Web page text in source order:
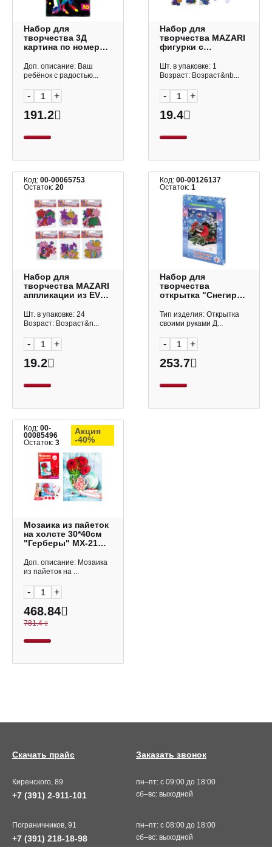
Набор для
творчества 3Д
картина по номерам
аппликация
стикерами цв.
Феникс+
Доп. описание: Ваш
ребёнок с радостью...
- +
191.2
Набор для
творчества MAZARI
фигурки с
аппликации из EVA ,
20 деталей, ассорти
Шт. в упаковке: 1
Возраст: Возраст&nb...
- +
19.4
Код: 00-00065753
Остаток: 20
Набор для
творчества MAZARI
аппликации из EVA ,
М-4243
Шт. в упаковке: 24
Возраст: Возраст&n...
- +
19.2
Код:00-00126137
Остаток:1
Набор для
творчества
открытка "Снегирь"
мастерская
Тип изделия: Открытка
своими руками Д...
- +
253.7
Код: 00-
00085496
Остаток: 3
Акция
-40%
Мозаика из пайеток
на холсте 30*40см
"Герберы" МХ-21
мастерская
Доп. описание: Мозаика
из пайеток на ...
- +
468.84
781.4
Киренского, 89
+7 (391) 2-911-101
пн–пт: с 09:00 до 18:00
сб–вс: выходной
Пограничников, 91
+7 (391) 218-18-98
пн–пт: с 08:00 до 18:00
сб–вс: выходной
Заказать звонок
Скачать прайс